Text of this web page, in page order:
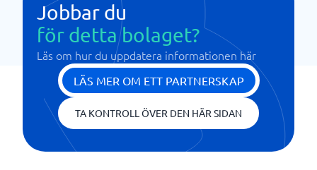
Jobbar du
för detta bolaget?
Läs om hur du uppdatera informationen här
LÄS MER OM ETT PARTNERSKAP
TA KONTROLL ÖVER DEN HÄR SIDAN